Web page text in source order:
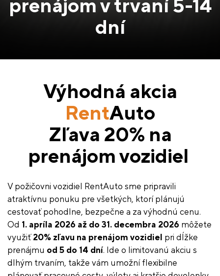
prenájom v trvaní 5-14
dní
Výhodná akcia
RentAuto
Zľava 20% na
prenájom vozidiel
V požičovni vozidiel RentAuto sme pripravili
atraktívnu ponuku pre všetkých, ktorí plánujú
cestovať pohodlne, bezpečne a za výhodnú cenu.
Od 1. apríla 2026 až do 31. decembra 2026 môžete
využiť20% zľavu na prenájom vozidiel pri dĺžke
prenájmu od 5 do 14 dní. Ide o limitovanú akciu s
dlhým trvaním, takže vám umožní flexibilne